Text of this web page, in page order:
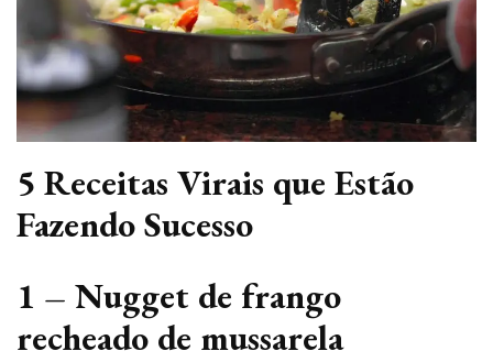
5 Receitas Virais que Estão
Fazendo Sucesso
1 – Nugget de frango
recheado de mussarela